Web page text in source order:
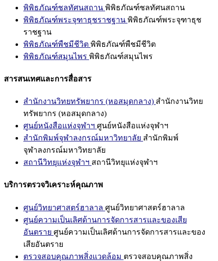
พิพิธภัณฑ์ชลทัศนสถาน พิพิธภัณฑ์ชลทัศนสถาน
พิพิธภัณฑ์พระจุฑาธุชราชฐาน พิพิธภัณฑ์พระจุฑาธุช
ราชฐาน
พิพิธภัณฑ์พืชมีชีวิต พิพิธภัณฑ์พืชมีชีวิต
พิพิธภัณฑ์สมุนไพร พิพิธภัณฑ์สมุนไพร
สารสนเทศและการสื่อสาร
สำนักงานวิทยทรัพยากร (หอสมุดกลาง) สำนักงานวิทย
ทรัพยากร (หอสมุดกลาง)
ศูนย์หนังสือแห่งจุฬาฯ ศูนย์หนังสือแห่งจุฬาฯ
สำนักพิมพ์จุฬาลงกรณ์มหาวิทยาลัย สำนักพิมพ์
จุฬาลงกรณ์มหาวิทยาลัย
สถานีวิทยุแห่งจุฬาฯ สถานีวิทยุแห่งจุฬาฯ
บริการตรวจวิเคราะห์คุณภาพ
ศูนย์วิทยาศาสตร์ฮาลาล ศูนย์วิทยาศาสตร์ฮาลาล
ศูนย์ความเป็นเลิศด้านการจัดการสารและของเสีย
อันตราย ศูนย์ความเป็นเลิศด้านการจัดการสารและของ
เสียอันตราย
ตรวจสอบคุณภาพสิ่งแวดล้อม ตรวจสอบคุณภาพสิ่ง